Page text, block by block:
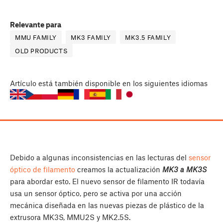
Relevante para
MMU FAMILY MK3 FAMILY
MK3.5 FAMILY
OLD PRODUCTS
Artículo está también disponible en los siguientes idiomas
Debido a algunas inconsistencias en las lecturas del sensor
óptico de filamento creamos la actualización MK3 a MK3S
para abordar esto. El nuevo sensor de filamento IR todavía
usa un sensor óptico, pero se activa por una acción
mecánica diseñada en las nuevas piezas de plástico de la
extrusora MK3S, MMU2S y MK2.5S.